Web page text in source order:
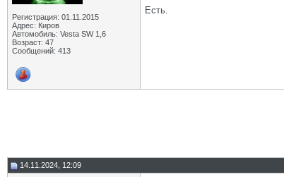
Регистрация: 01.11.2015
Адрес: Киров
Автомобиль: Vesta SW 1,6
Возраст: 47
Сообщений: 413
Есть.
14.11.2024, 12:09